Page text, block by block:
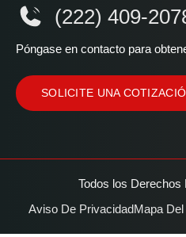
(222) 409-
Póngase en contacto para
SOLICITE UNA
Todos los
Aviso De PrivacidadMapa